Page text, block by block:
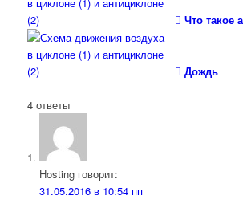
Что такое
Дождь
4 ответы
Hosting говорит:
31.05.2016 в 10:54 пп